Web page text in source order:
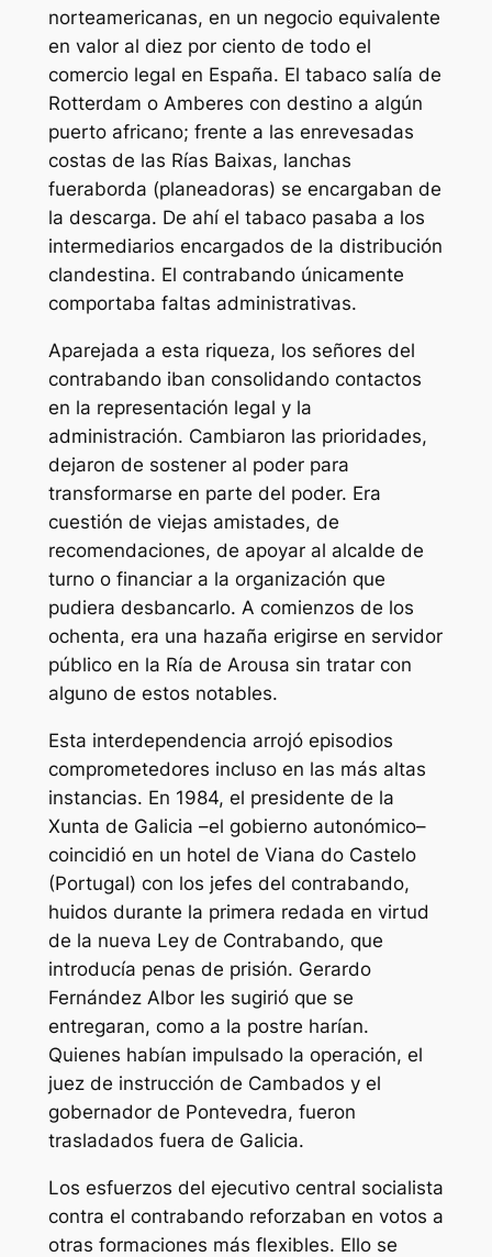
norteamericanas, en un negocio equivalente
en valor al diez por ciento de todo el
comercio legal en España. El tabaco salía de
Rotterdam o Amberes con destino a algún
puerto africano; frente a las enrevesadas
costas de las Rías Baixas, lanchas
fueraborda (planeadoras) se encargaban de
la descarga. De ahí el tabaco pasaba a los
intermediarios encargados de la distribución
clandestina. El contrabando únicamente
comportaba faltas administrativas.
Aparejada a esta riqueza, los señores del
contrabando iban consolidando contactos
en la representación legal y la
administración. Cambiaron las prioridades,
dejaron de sostener al poder para
transformarse en parte del poder. Era
cuestión de viejas amistades, de
recomendaciones, de apoyar al alcalde de
turno o financiar a la organización que
pudiera desbancarlo. A comienzos de los
ochenta, era una hazaña erigirse en servidor
público en la Ría de Arousa sin tratar con
alguno de estos notables.
Esta interdependencia arrojó episodios
comprometedores incluso en las más altas
instancias. En 1984, el presidente de la
Xunta de Galicia –el gobierno autonómico–
coincidió en un hotel de Viana do Castelo
(Portugal) con los jefes del contrabando,
huidos durante la primera redada en virtud
de la nueva Ley de Contrabando, que
introducía penas de prisión. Gerardo
Fernández Albor les sugirió que se
entregaran, como a la postre harían.
Quienes habían impulsado la operación, el
juez de instrucción de Cambados y el
gobernador de Pontevedra, fueron
trasladados fuera de Galicia.
Los esfuerzos del ejecutivo central socialista
contra el contrabando reforzaban en votos a
otras formaciones más flexibles. Ello se